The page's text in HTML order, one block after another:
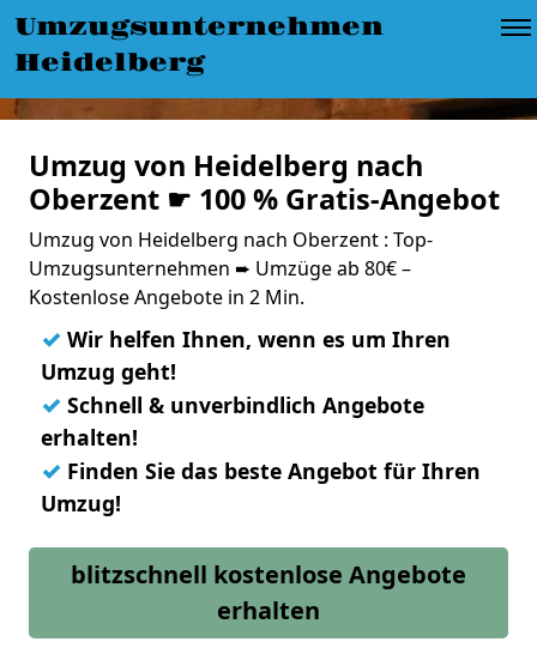
Umzugsunternehmen
Heidelberg
Umzug von Heidelberg nach
Oberzent ☛ 100 % Gratis-Angebot
Umzug von Heidelberg nach Oberzent : Top-
Umzugsunternehmen ➨ Umzüge ab 80€ –
Kostenlose Angebote in 2 Min.
✓ Wir helfen Ihnen, wenn es um Ihren
Umzug geht!
✓ Schnell & unverbindlich Angebote
erhalten!
✓ Finden Sie das beste Angebot für Ihren
Umzug!
blitzschnell kostenlose Angebote
erhalten